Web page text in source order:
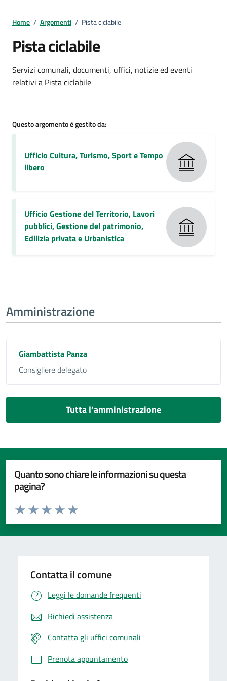
Home / Argomenti / Pista ciclabile
Pista ciclabile
Dettagli della notizia
Servizi comunali, documenti, uffici, notizie ed eventi
relativi a Pista ciclabile
Questo argomento è gestito da:
Ufficio Cultura, Turismo, Sport e Tempo
libero
Ufficio Gestione del Territorio, Lavori
pubblici, Gestione del patrimonio,
Edilizia privata e Urbanistica
Amministrazione
Giambattista Panza
Consigliere delegato
Tutta l’amministrazione
Quanto sono chiare le informazioni su questa
pagina?
Valuta da 1 a 5 stelle la pagina
Valuta 5 stelle su 5
Valuta 4 stelle su 5
Valuta 3 stelle su 5
Valuta 2 stelle su 5
Valuta 1 stelle su 5
Contatta il comune
Leggi le domande frequenti
Richiedi assistenza
Contatta gli uffici comunali
Prenota appuntamento